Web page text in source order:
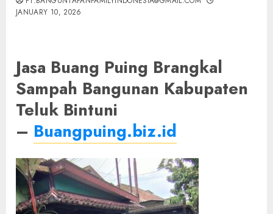
JANUARY 10, 2026
Jasa Buang Puing Brangkal
Sampah Bangunan Kabupaten
Teluk Bintuni
– Buangpuing.biz.id